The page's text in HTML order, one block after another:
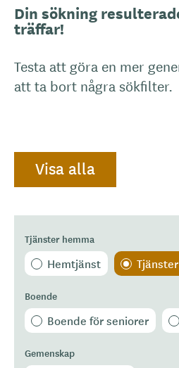
Tjänster hemma
Hemtjänst
Boende
Boende för seniorer
Gemenskap
Din sökning
träffar!
Testa att göra en mer
att ta bort några sökfilter.
Visa alla